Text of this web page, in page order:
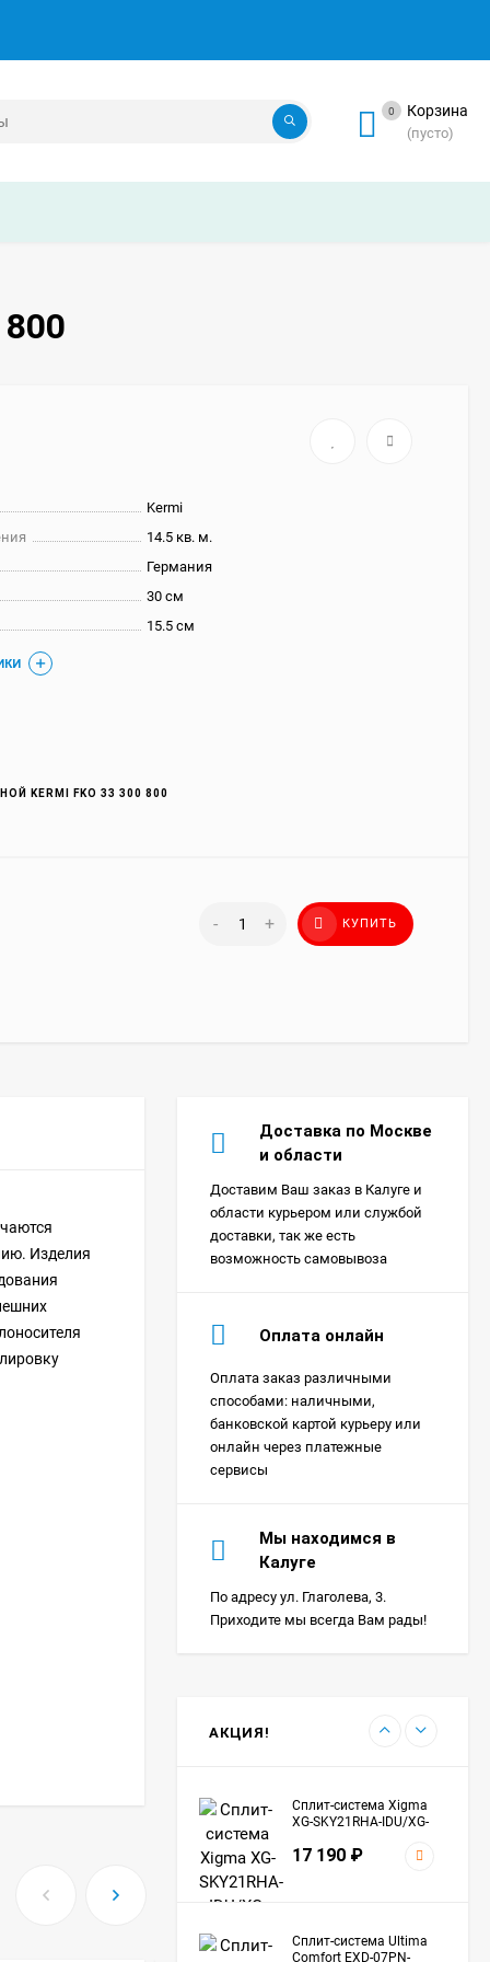
0 Корзина
(пусто)
Kermi
14.5 кв. м.
Германия
30 см
15.5 см
KERMI FKO 33 300 800
- + КУПИТЬ
Изделия
Доставка по Москве
и области
Доставим Ваш заказ в Калуге и
области курьером или службой
доставки, так же есть
возможность самовывоза
Оплата онлайн
Оплата заказ различными
способами: наличными,
банковской картой курьеру или
онлайн через платежные
сервисы
Мы находимся в
Калуге
По адресу ул. Глаголева, 3.
Приходите мы всегда Вам рады!
АКЦИЯ!
Сплит-система Xigma
XG-SKY27RHA-IDU/XG-
SKY27RHA-ODU Sky
18 390₽
Сплит-система Ultima
Comfort SIR-I07PN-
IN/SIR-I07PN-OUT Sirius
Сплит-система Xigma
XG-SKY21RHA-IDU/XG-
17 190 ₽
Сплит-система Ultima
Comfort EXD-07PN-